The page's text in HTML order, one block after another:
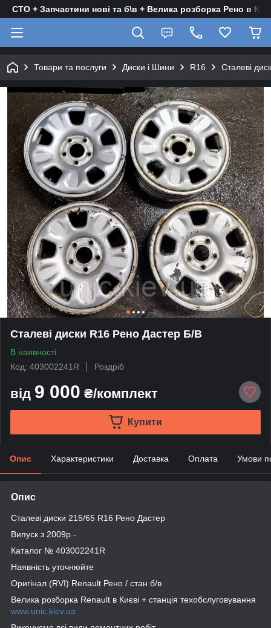
СТО + Запчастини нові та б\в + Велика розборка Рено в
Товари та послуги Диски і Шини R16 Сталеві
Сталеві диски R16 Рено Дастер Б/В
В наявності
Код: 403002241R
Роздріб
від 9 000 ₴/комплект
Купити
Опис Характеристики Доставка Оплата Умови
Опис
Сталеві диски 215/65 R16 Рено Дастер
Випуск з 2009р.-
Каталог № 403002241R
Наявність уточнюйте
Оригінал (RVI) Renault Рено / стан б/в
Велика розборка Renault в Києві + станція техобслуговування
www.unic.kiev.ua